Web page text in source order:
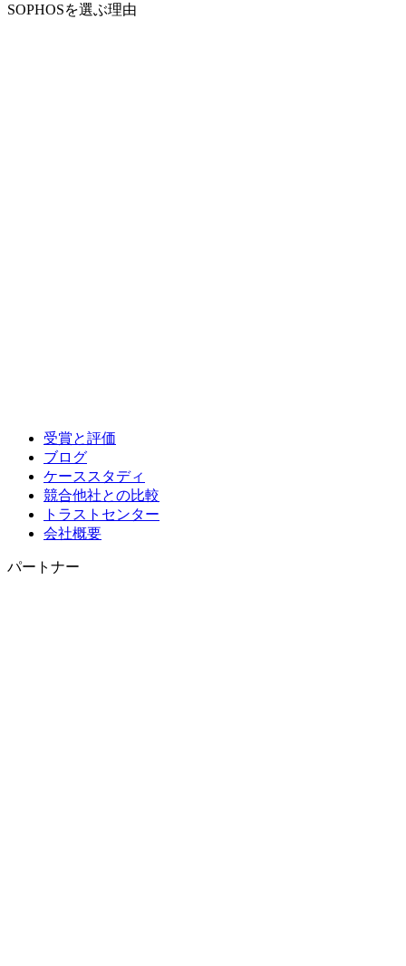
SOPHOSを選ぶ理由
受賞と評価
ブログ
ケーススタディ
競合他社との比較
トラストセンター
会社概要
パートナー